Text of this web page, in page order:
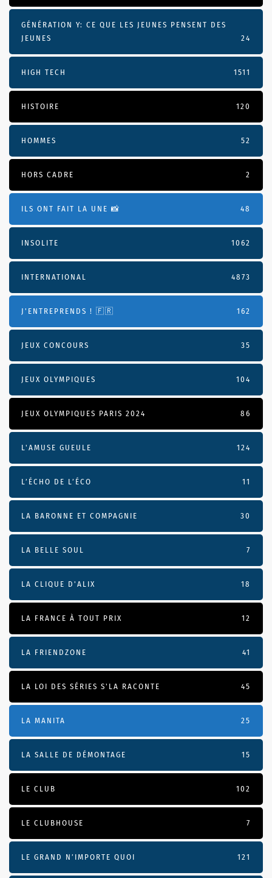
GÉNÉRATION Y: CE QUE LES JEUNES PENSENT DES
JEUNES
24
HIGH TECH 1511
HISTOIRE 120
HOMMES 52
HORS CADRE 2
ILS ONT FAIT LA UNE 📸 48
INSOLITE 1062
INTERNATIONAL 4873
J'ENTREPRENDS ! 🇫🇷 162
JEUX CONCOURS 35
JEUX OLYMPIQUES 104
JEUX OLYMPIQUES PARIS 2024 86
L'AMUSE GUEULE 124
L’ÉCHO DE L’ÉCO 11
LA BARONNE ET COMPAGNIE 30
LA BELLE SOUL 7
LA CLIQUE D'ALIX 18
LA FRANCE À TOUT PRIX 12
LA FRIENDZONE 41
LA LOI DES SÉRIES S'LA RACONTE 45
LA MANITA 25
LA SALLE DE DÉMONTAGE 15
LE CLUB 102
LE CLUBHOUSE 7
LE GRAND N’IMPORTE QUOI 121